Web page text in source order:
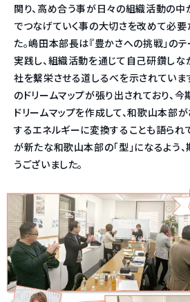
関り、高め合う事が日々の組織活動の中
でつなげていく事の大切さを改めて必
た。嶋田本部長は『豊かさへの挑戦」の
実践し、組織活動を通じて自己研鑽しな
社を繫栄させる道しるべを示されていま
のドリームマップが張り出されており、
ドリームマップを作成して、和歌山本部
するエネルギーに変換することも語られ
が新たな和歌山本部の「型」になるよう、
うございました。